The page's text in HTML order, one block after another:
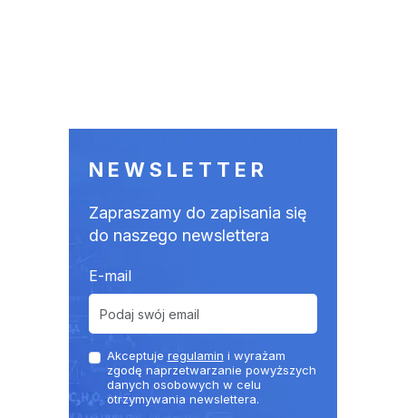
NEWSLETTER
Zapraszamy do zapisania się
do naszego newslettera
E-mail
Akceptuje regulamin i wyrażam
zgodę naprzetwarzanie powyższych
danych osobowych w celu
otrzymywania newslettera.